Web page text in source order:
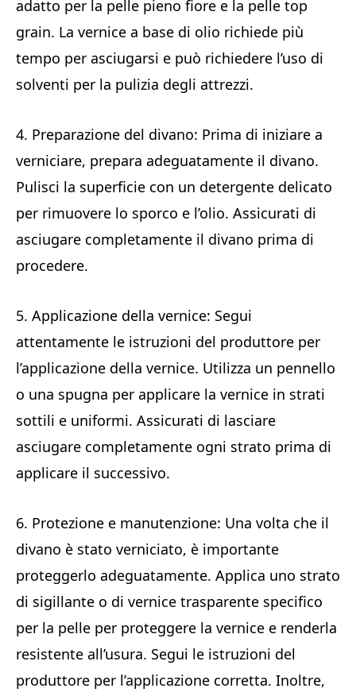
adatto per la pelle pieno fiore e la pelle top
grain. La vernice a base di olio richiede più
tempo per asciugarsi e può richiedere l’uso di
solventi per la pulizia degli attrezzi.
4. Preparazione del divano: Prima di iniziare a
verniciare, prepara adeguatamente il divano.
Pulisci la superficie con un detergente delicato
per rimuovere lo sporco e l’olio. Assicurati di
asciugare completamente il divano prima di
procedere.
5. Applicazione della vernice: Segui
attentamente le istruzioni del produttore per
l’applicazione della vernice. Utilizza un pennello
o una spugna per applicare la vernice in strati
sottili e uniformi. Assicurati di lasciare
asciugare completamente ogni strato prima di
applicare il successivo.
6. Protezione e manutenzione: Una volta che il
divano è stato verniciato, è importante
proteggerlo adeguatamente. Applica uno strato
di sigillante o di vernice trasparente specifico
per la pelle per proteggere la vernice e renderla
resistente all’usura. Segui le istruzioni del
produttore per l’applicazione corretta. Inoltre,